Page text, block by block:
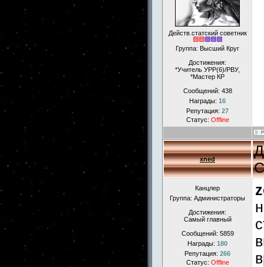
Действ.статский советник
Группа: Высший Круг
Достижения:
*Учитель УРР(6)/РВУ,
*Мастер КР
Сообщений: 438
Награды: 16
Репутация: 27
Статус: Offline
xned
Канцлер
Группа: Администраторы
Достижения:
Самый главный
Сообщений: 5859
Награды: 180
Репутация: 266
Статус: Offline